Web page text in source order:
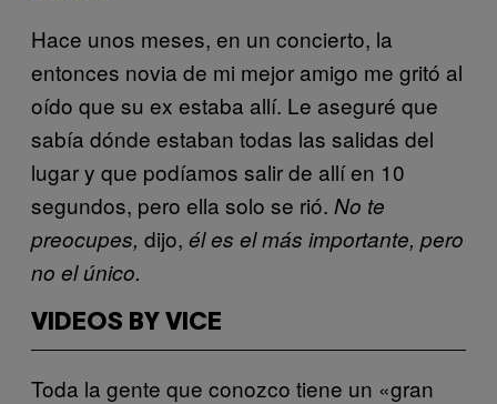
Hace unos meses, en un concierto, la
entonces novia de mi mejor amigo me gritó al
oído que su ex estaba allí. Le aseguré que
sabía dónde estaban todas las salidas del
lugar y que podíamos salir de allí en 10
segundos, pero ella solo se rió. No te
preocupes, dijo, él es el más importante, pero
no el único.
VIDEOS BY VICE
Toda la gente que conozco tiene un «gran